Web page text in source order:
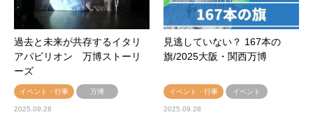
過去と未来が共存するイタリ
アパビリオン 万博ストーリ
ーズ
イベント・行事 万博
2025.09.28
見逃していない？ 167本の
旗/2025大阪・関西万博
イベント・行事 イベント
2025.09.28